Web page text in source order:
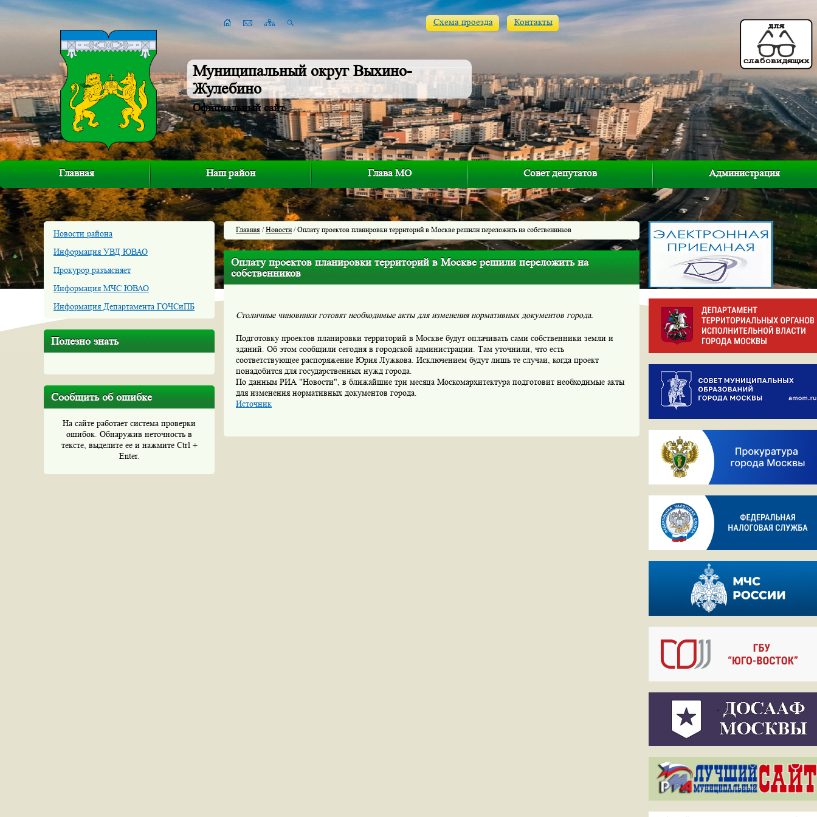
Муниципальный округ Выхино-
Жулебино
Официальный сайт
Схема проезда Контакты
Главная Наш район Глава МО Совет депутатов Администрация
Новости района
Информация УВД ЮВАО
Прокурор разъясняет
Информация МЧС ЮВАО
Информация Департамента ГОЧСиПБ
Полезно знать
Сообщить об ошибке
На сайте работает система проверки
ошибок. Обнаружив неточность в
тексте, выделите ее и нажмите Ctrl +
Enter.
Главная /Новости/ Оплату проектов планировки территорий в Москве решили переложить на собственников
Оплату проектов планировки территорий в Москве решили переложить на
собственников
Столичные чиновники готовят необходимые акты для изменения нормативных документов города.
Подготовку проектов планировки территорий в Москве будут оплачивать сами собственники земли и
зданий. Об этом сообщили сегодня в городской администрации. Там уточнили, что есть
соответствующее распоряжение Юрия Лужкова. Исключением будут лишь те случаи, когда проект
понадобится для государственных нужд города.
По данным РИА "Новости", в ближайшие три месяца Москомархитектура подготовит необходимые акты
для изменения нормативных документов города.
Источник